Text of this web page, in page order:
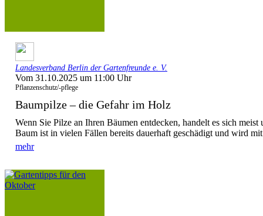
Landesverband Berlin der Gartenfreunde e. V.
Vom 31.10.2025 um 11:00 Uhr
Pflanzenschutz/-pflege
Baumpilze – die Gefahr im Holz
Wenn Sie Pilze an Ihren Bäumen entdecken, handelt es sich meist
Baum ist in vielen Fällen bereits dauerhaft geschädigt und wird
mehr